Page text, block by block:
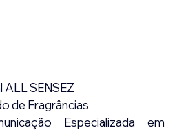
ALL SENSEZ
de Fragrâncias
Especializada em